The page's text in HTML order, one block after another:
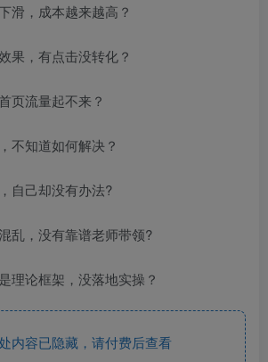
滑，成本越来越高？
果，有点击没转化？
页流量起不来？
不知道如何解决？
自己却没有办法?
乱，没有靠谱老师带领?
理论框架，没落地实操？
内容已隐藏，请付费后查看